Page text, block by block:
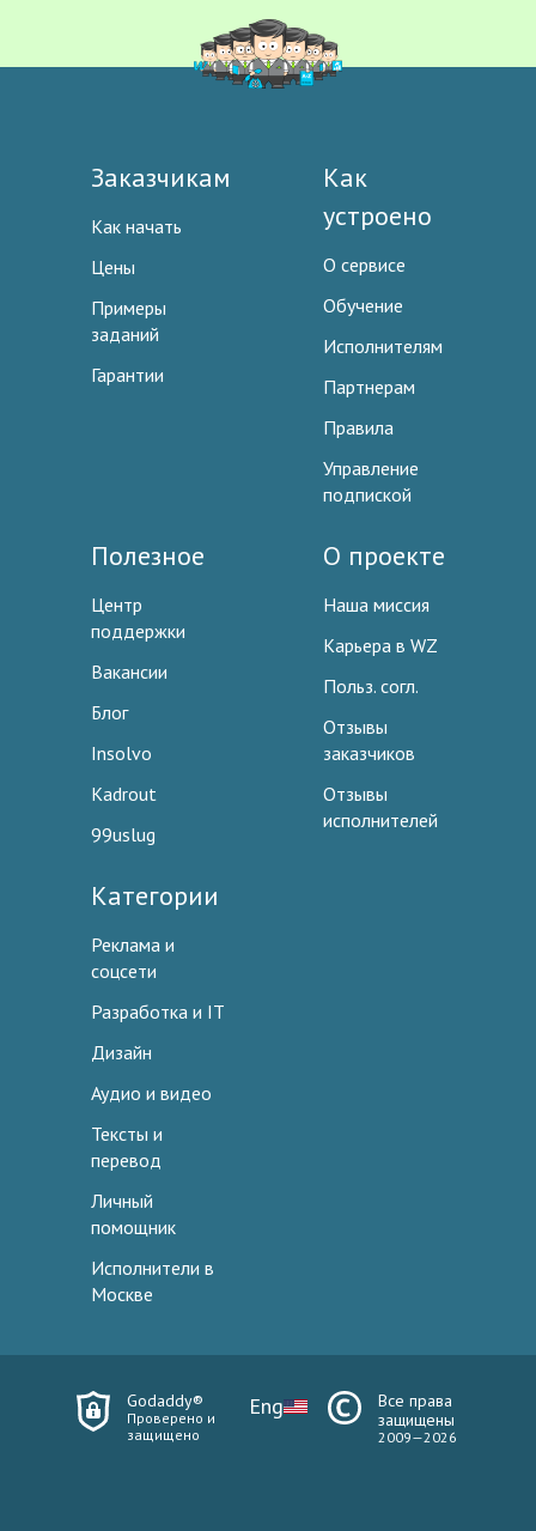
Заказчикам
Как начать
Цены
Примеры
заданий
Гарантии
Как
устроено
О сервисе
Обучение
Исполнителям
Партнерам
Правила
Управление
подпиской
Полезное
Центр
поддержки
Вакансии
Блог
Insolvo
Kadrout
99uslug
О проекте
Наша миссия
Карьера в WZ
Польз. согл.
Отзывы
заказчиков
Отзывы
исполнителей
Категории
Реклама и
соцсети
Разработка и IT
Дизайн
Аудио и видео
Тексты и
перевод
Личный
помощник
Исполнители в
Москве
Godaddy®
Проверено и
защищено
Eng
Все права
защищены
2009—2026